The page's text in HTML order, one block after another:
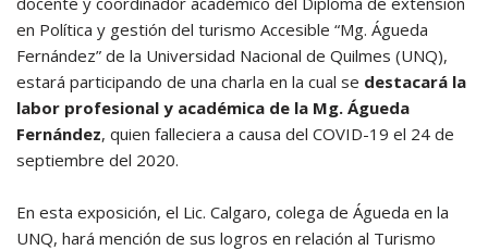
en Política y gestión del turismo Accesible “Mg. Águeda
Fernández” de la Universidad Nacional de Quilmes (UNQ),
estará participando de una charla en la cual se destacará la
labor profesional y académica de la Mg. Águeda
Fernández, quien falleciera a causa del COVID-19 el 24 de
septiembre del 2020.
En esta exposición, el Lic. Calgaro, colega de Águeda en la
UNQ, hará mención de sus logros en relación al Turismo